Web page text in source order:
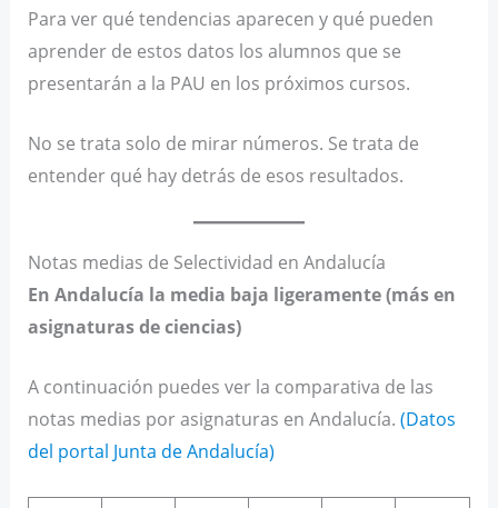
Para ver qué tendencias aparecen y qué pueden
aprender de estos datos los alumnos que se
presentarán a la PAU en los próximos cursos.
No se trata solo de mirar números. Se trata de
entender qué hay detrás de esos resultados.
Notas medias de Selectividad en Andalucía
En Andalucía la media baja ligeramente (más en
asignaturas de ciencias)
A continuación puedes ver la comparativa de las
notas medias por asignaturas en Andalucía. (Datos
del portal Junta de Andalucía)